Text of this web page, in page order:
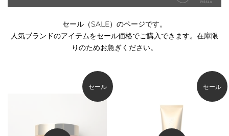
セール（SALE）のページです。
人気ブランドのアイテムをセール価格でご購入できます。在庫限
りのためお急ぎください。
セール セール